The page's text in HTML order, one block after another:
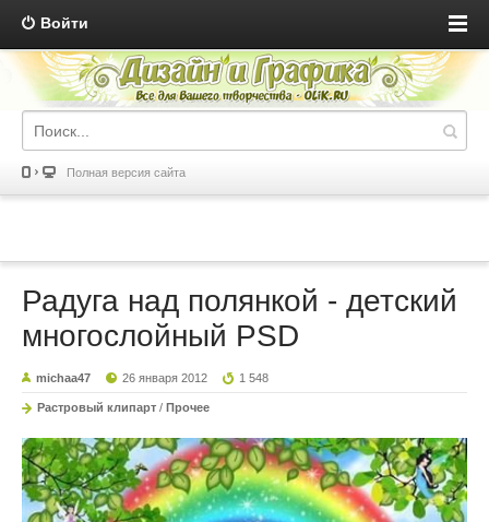
Войти
Полная версия сайта
Радуга над полянкой - детский
многослойный PSD
michaa47 26 января 2012 1 548
Растровый клипарт / Прочее